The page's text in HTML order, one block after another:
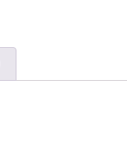
stato comunicato
corriere. Da allora